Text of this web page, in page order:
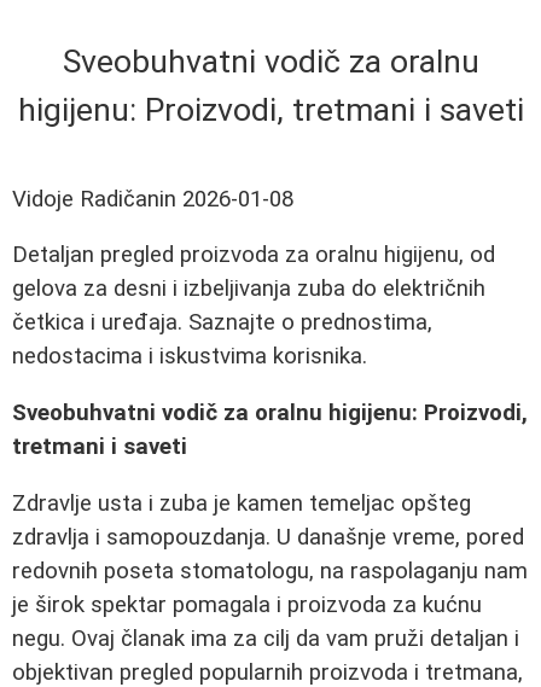
Sveobuhvatni vodič za oralnu
higijenu: Proizvodi, tretmani i saveti
Vidoje Radičanin 2026-01-08
Detaljan pregled proizvoda za oralnu higijenu, od
gelova za desni i izbeljivanja zuba do električnih
četkica i uređaja. Saznajte o prednostima,
nedostacima i iskustvima korisnika.
Sveobuhvatni vodič za oralnu higijenu: Proizvodi,
tretmani i saveti
Zdravlje usta i zuba je kamen temeljac opšteg
zdravlja i samopouzdanja. U današnje vreme, pored
redovnih poseta stomatologu, na raspolaganju nam
je širok spektar pomagala i proizvoda za kućnu
negu. Ovaj članak ima za cilj da vam pruži detaljan i
objektivan pregled popularnih proizvoda i tretmana,